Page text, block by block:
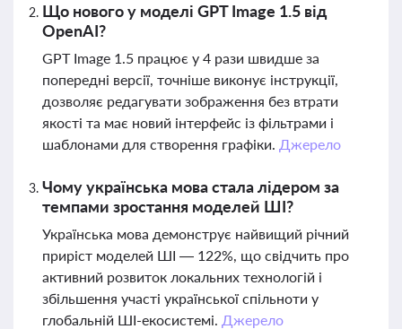
Що нового у моделі GPT Image 1.5 від
OpenAI?
GPT Image 1.5 працює у 4 рази швидше за
попередні версії, точніше виконує інструкції,
дозволяє редагувати зображення без втрати
якості та має новий інтерфейс із фільтрами і
шаблонами для створення графіки. Джерело
Чому українська мова стала лідером за
темпами зростання моделей ШІ?
Українська мова демонструє найвищий річний
приріст моделей ШІ — 122%, що свідчить про
активний розвиток локальних технологій і
збільшення участі української спільноти у
глобальній ШІ-екосистемі. Джерело